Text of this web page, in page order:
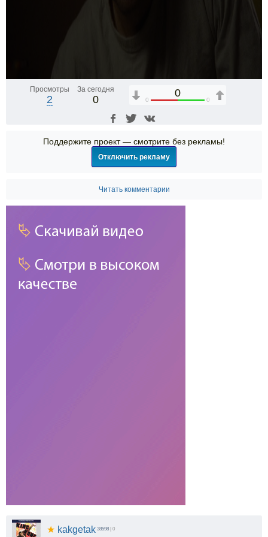
Просмотры
2
За сегодня
0
0
0 0
Поддержите проект — смотрите без рекламы!
Отключить рекламу
Читать комментарии
★ kakgetak 38598 | 0